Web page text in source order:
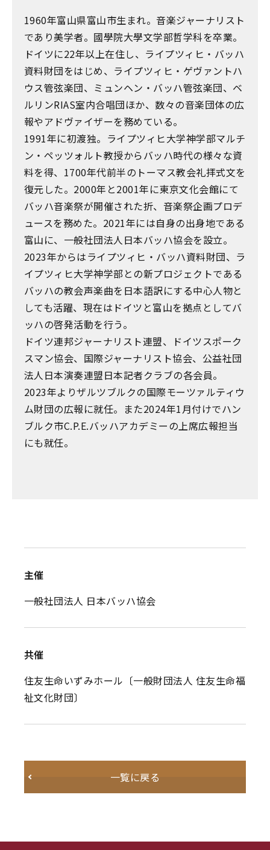
1960年富山県富山市生まれ。音楽ジャーナリスト
であり美学者。國學院大學文学部哲学科を卒業。
ドイツに22年以上在住し、ライプツィヒ・バッハ
資料財団をはじめ、ライプツィヒ・ゲヴァントハ
ウス管弦楽団、ミュンヘン・バッハ管弦楽団、ベ
ルリンRIAS室内合唱団ほか、数々の音楽団体の広
報やアドヴァイザーを務めている。
1991年に初渡独。ライプツィヒ大学神学部マルチ
ン・ペッツォルト教授からバッハ時代の様々な資
料を得、1700年代前半のトーマス教会礼拝式文を
復元した。2000年と2001年に東京文化会館にて
バッハ音楽祭が開催された折、音楽祭企画プロデ
ュースを務めた。2021年には自身の出身地である
富山に、一般社団法人日本バッハ協会を設立。
2023年からはライプツィヒ・バッハ資料財団、ラ
イプツィヒ大学神学部との新プロジェクトである
バッハの教会声楽曲を日本語訳にする中心人物と
しても活躍、現在はドイツと富山を拠点としてバ
ッハの啓発活動を行う。
ドイツ連邦ジャーナリスト連盟、ドイツスポーク
スマン協会、国際ジャーナリスト協会、公益社団
法人日本演奏連盟日本記者クラブの各会員。
2023年よりザルツブルクの国際モーツァルティウ
ム財団の広報に就任。また2024年1月付けでハン
ブルク市C.P.E.バッハアカデミーの上席広報担当
にも就任。
主催
一般社団法人 日本バッハ協会
共催
住友生命いずみホール〔一般財団法人 住友生命福
祉文化財団〕
一覧に戻る